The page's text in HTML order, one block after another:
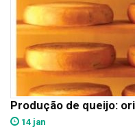
Produção de queijo:
14 jan